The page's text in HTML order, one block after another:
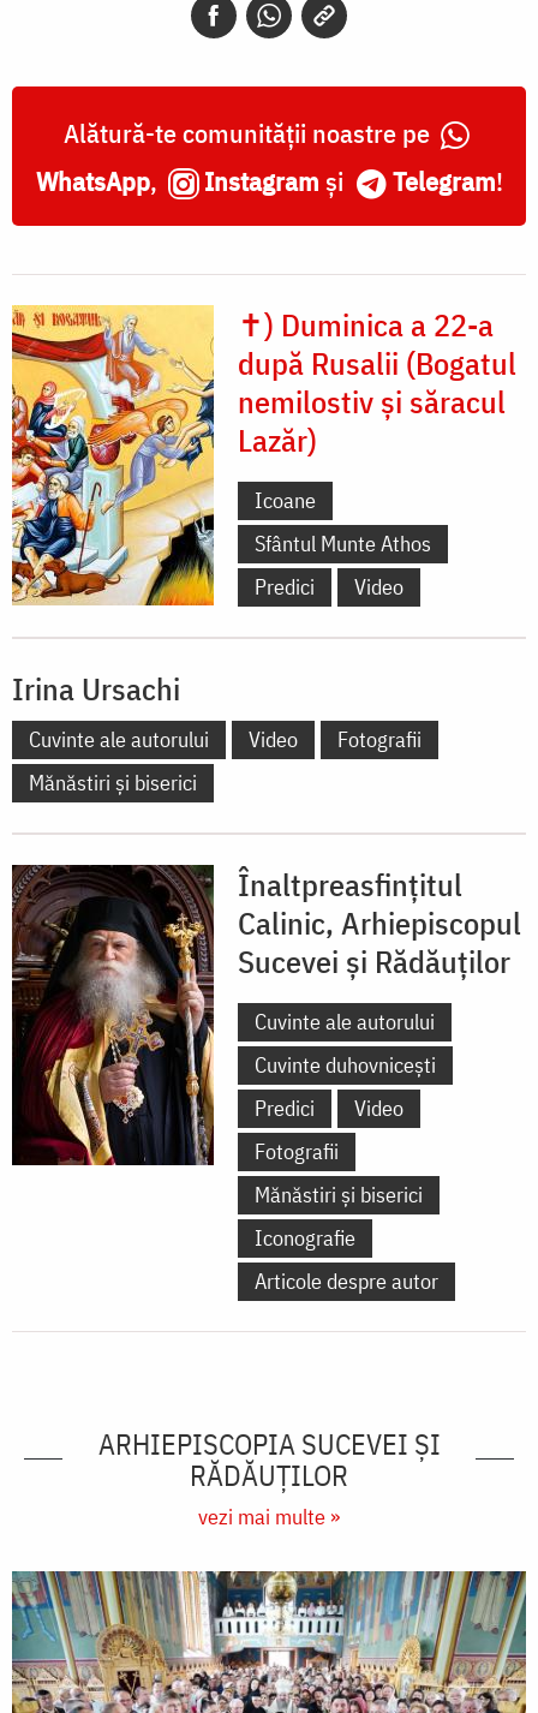
Alătură-te comunității noastre pe
WhatsApp, Instagram și Telegram!
✝) Duminica a 22-a
după Rusalii (Bogatul
nemilostiv și săracul
Lazăr)
Icoane
Sfântul Munte Athos
Predici
Video
Irina Ursachi
Cuvinte ale autorului Video
Fotografii
Mănăstiri și biserici
Înaltpreasfințitul
Calinic, Arhiepiscopul
Sucevei și Rădăuților
Cuvinte ale autorului
Cuvinte duhovnicești
Predici
Video
Fotografii
Mănăstiri și biserici
Iconografie
Articole despre autor
ARHIEPISCOPIA SUCEVEI ŞI
RĂDĂUŢILOR
vezi mai multe »